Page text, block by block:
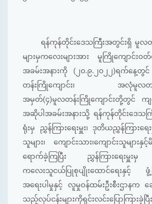
ရန်ကုန်တိုင်းဒေသကြီးအတွင်းရှိ မူလတ
များမှကလေးများအား မူကြိုကျောင်းဝ
အခမ်းအနားကို (၂၀.၉.၂၀၂၂)ရက်နေ့
တန်းကြိုကျောင်း၊ အလုံမူလတန်းက
အမှတ်(၄)မူလတန်းကြိုကျောင်းတို့တွင် ကျ
အဆိုပါအခမ်းအနားသို့ ရန်ကုန်တိုင်းဒေသက
ရုံးမှ ညွှန်ကြားရေးမှူး၊ ဒုတိယညွှန်ကြားရေ
သူများ၊ ကျောင်းသား၊ကျောင်းသူများ
ရောက်ခဲ့ကြပြီး ညွှန်ကြားရေးမှူး
ကလေးသူငယ်ပြုစုပျိုးထောင်ရေးနှင့် ဖွံ့ဖ
အရေးပါမှုနှင့် လူမှုဝန်ထမ်းဦးစီးဌာနက ဆ
သည့်လုပ်ငန်းများကိုရှင်းလင်းပြောကြားခဲ့